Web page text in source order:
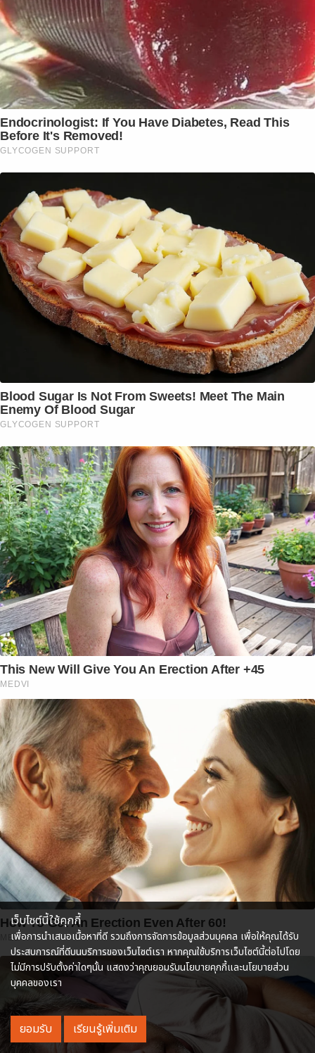
Endocrinologist: If You Have Diabetes, Read This
Before It's Removed!
GLYCOGEN SUPPORT
Blood Sugar Is Not From Sweets! Meet The Main
Enemy Of Blood Sugar
GLYCOGEN SUPPORT
This New Will Give You An Erection After +45
MEDVI
How To Get An Erection Even After 60!
MEDVI
เว็บไซต์นี้ใช้คุกกี้
เพื่อการนำเสนอเนื้อหาที่ดี รวมถึงการจัดการข้อมูลส่วนบุคคล เพื่อให้คุณได้รับ
ประสบการณ์ที่ดีบนบริการของเว็บไซต์เรา หากคุณใช้บริการเว็บไซต์นี้ต่อไปโดย
ไม่มีการปรับตั้งค่าใดๆนั้น แสดงว่าคุณยอมรับนโยบายคุกกี้และนโยบายส่วน
บุคคลของเรา
ยอมรับ เรียนรู้เพิ่มเติม